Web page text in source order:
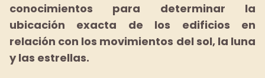
conocimientos para determinar la
ubicación exacta de los edificios en
relación con los movimientos del sol, la luna
y las estrellas.